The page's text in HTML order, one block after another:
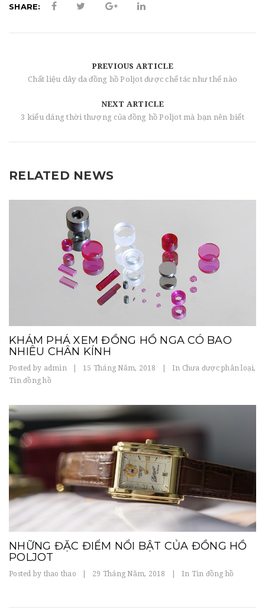
SHARE:
PREVIOUS ARTICLE
Chất liệu dây da đồng hồ Poljot được chế tác như thế nào
NEXT ARTICLE
3 kiểu dáng thời thượng của đồng hồ Poljot mà bạn nên biết
RELATED NEWS
KHÁM PHÁ XEM ĐỒNG HỒ NGA CÓ BAO
NHIÊU CHÂN KÍNH
Posted by admin 15 Tháng Năm, 2018 In Chưa được phân loại,
Tin đồng hồ
NHỮNG ĐẶC ĐIỂM NỔI BẬT CỦA ĐỒNG HỒ
POLJOT
Posted by thao thao 29 Tháng Năm, 2018 In Tin đồng hồ